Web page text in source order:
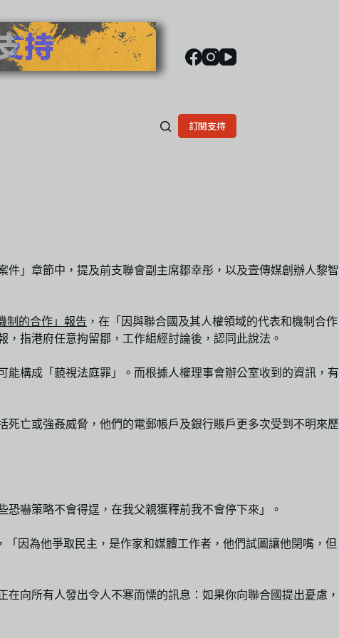
訂閱支持
」章節中，提及前支聯會副主席鄒幸彤，以及壹傳媒創辦人黎智
制的合作」報告 ，在「因與聯合國及其人權領域的代表和機制合作
指港府任意拘留鄒，工作組經討論後，認同此說法。
構成「藐視法庭罪」。而根據人權理事會辦公室收到的資訊，有
亡或強姦威脅，他們的電郵帳戶及銀行賬戶更多次受到不明來歷
嚇策略不會得逞，在我父親獲釋前我不會停下來」。
因為他爭取民主，是作家和媒體工作者，他們試圖讓他閉嘴，但
向所有人發出令人不寒而慄的訊息：如果你向聯合國提出憂慮，